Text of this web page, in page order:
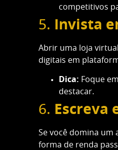
competitivos
5. Invista
Abrir uma loja
digitais em
Dica: Foque
destacar.
6. Escreva
Se você domina um
forma de renda